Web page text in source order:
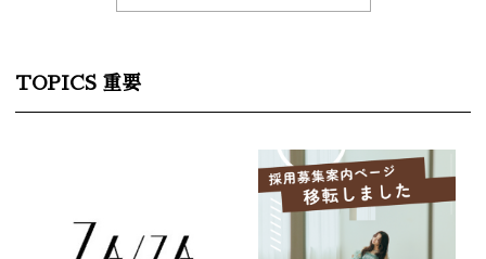
TOPICS 重要